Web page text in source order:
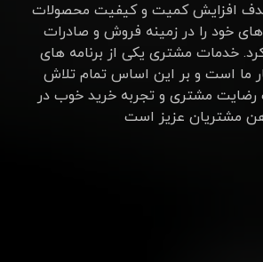
افزایش کمیت و کیفیت محصولات
خود را در زمینه فروش و صادرات
خدمات مشتری یکی از برنامه های
ما است و بر این اساس تمام تلاش
رضایت مشتری و تجربه خرید خوب در
مشتریان عزیز است